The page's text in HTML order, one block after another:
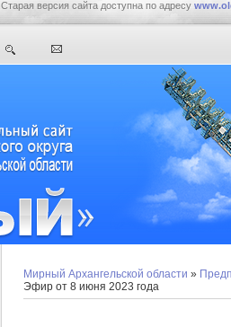
Старая версия сайта доступна по адресу
Мирный Архангельской области »
Эфир от 8 июня 2023 года